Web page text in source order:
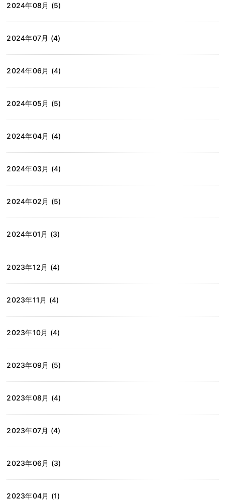
2024年08月 (5)
2024年07月 (4)
2024年06月 (4)
2024年05月 (5)
2024年04月 (4)
2024年03月 (4)
2024年02月 (5)
2024年01月 (3)
2023年12月 (4)
2023年11月 (4)
2023年10月 (4)
2023年09月 (5)
2023年08月 (4)
2023年07月 (4)
2023年06月 (3)
2023年04月 (1)